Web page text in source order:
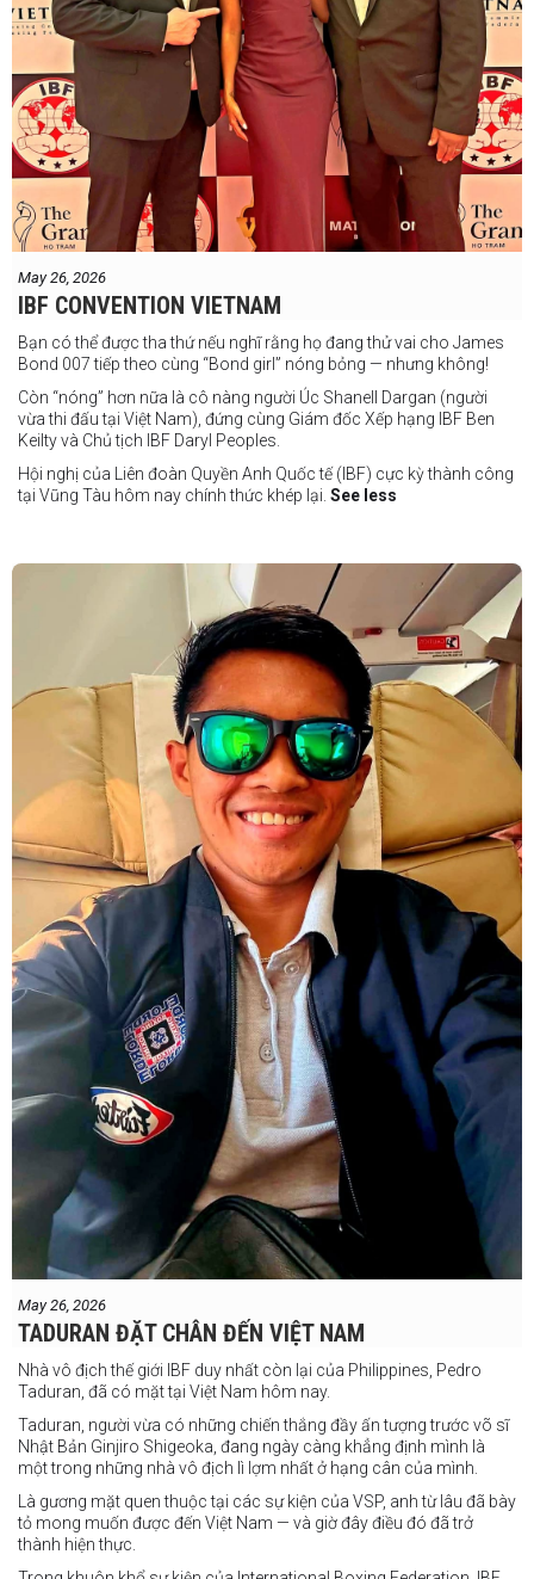
May 26, 2026
IBF CONVENTION VIETNAM
Bạn có thể được tha thứ nếu nghĩ rằng họ đang thử vai cho James
Bond 007 tiếp theo cùng “Bond girl” nóng bỏng — nhưng không!
Còn “nóng” hơn nữa là cô nàng người Úc Shanell Dargan (người
vừa thi đấu tại Việt Nam), đứng cùng Giám đốc Xếp hạng IBF Ben
Keilty và Chủ tịch IBF Daryl Peoples.
Hội nghị của Liên đoàn Quyền Anh Quốc tế (IBF) cực kỳ thành công
tại Vũng Tàu hôm nay chính thức khép lại. See less
May 26, 2026
TADURAN ĐẶT CHÂN ĐẾN VIỆT NAM
Nhà vô địch thế giới IBF duy nhất còn lại của Philippines, Pedro
Taduran, đã có mặt tại Việt Nam hôm nay.
Taduran, người vừa có những chiến thắng đầy ấn tượng trước võ sĩ
Nhật Bản Ginjiro Shigeoka, đang ngày càng khẳng định mình là
một trong những nhà vô địch lì lợm nhất ở hạng cân của mình.
Là gương mặt quen thuộc tại các sự kiện của VSP, anh từ lâu đã bày
tỏ mong muốn được đến Việt Nam — và giờ đây điều đó đã trở
thành hiện thực.